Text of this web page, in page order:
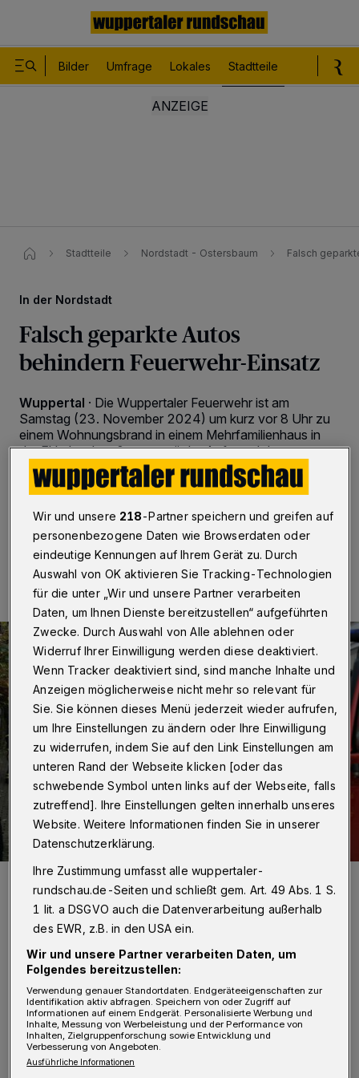
Bilder Umfrage Lokales Stadtteile
Stadtteile Nordstadt - Ostersbaum Falsch
In der Nordstadt
Falsch geparkte Autos
behindern Feuerwehr-Einsatz
Wuppertal · Die Wuppertaler Feuerwehr ist am
Samstag (23. November 2024) um kurz vor 8 Uhr zu
einem Wohnungsbrand in einem Mehrfamilienhaus in
der Ekkehardstraße ausgerückt. Aufgrund der
Parksituation in der Elberfelder Nordstadt gab es
zunächst erhebliche Probleme bei der Anfahrt.
23.11.2024 , 11:01 Uhr Eine Minute Lesezeit
Die Feuerwehr hatte zunächst Mühe, den Ort des Geschehens zu
erreichen.
Foto: Christoph Petersen
D ie Großfahrzeuge des Löschzugs der
Berufsfeuerwehr aus Elberfeld konnten
den Einsatzort nicht direkt erreichen. Grund
Wir und unsere 218-Partner speichern und greifen auf
personenbezogene Daten wie Browserdaten oder
eindeutige Kennungen auf Ihrem Gerät zu. Durch
Auswahl von OK aktivieren Sie Tracking-Technologien
für die unter „Wir und unsere Partner verarbeiten
Daten, um Ihnen Dienste bereitzustellen“ aufgeführten
Zwecke. Durch Auswahl von Alle ablehnen oder
Widerruf Ihrer Einwilligung werden diese deaktiviert.
Wenn Tracker deaktiviert sind, sind manche Inhalte und
Anzeigen möglicherweise nicht mehr so relevant für
Sie. Sie können dieses Menü jederzeit wieder aufrufen,
um Ihre Einstellungen zu ändern oder Ihre Einwilligung
zu widerrufen, indem Sie auf den Link Einstellungen am
unteren Rand der Webseite klicken [oder das
schwebende Symbol unten links auf der Webseite, falls
zutreffend]. Ihre Einstellungen gelten innerhalb unseres
Website. Weitere Informationen finden Sie in unserer
Datenschutzerklärung.
Ihre Zustimmung umfasst alle wuppertaler-
rundschau.de-Seiten und schließt gem. Art. 49 Abs. 1 S.
1 lit. a DSGVO auch die Datenverarbeitung außerhalb
des EWR, z.B. in den USA ein.
Wir und unsere Partner verarbeiten Daten, um
Folgendes bereitzustellen:
Verwendung genauer Standortdaten. Endgeräteeigenschaften zur
Identifikation aktiv abfragen. Speichern von oder Zugriff auf
Informationen auf einem Endgerät. Personalisierte Werbung und
Inhalte, Messung von Werbeleistung und der Performance von
Inhalten, Zielgruppenforschung sowie Entwicklung und
Verbesserung von Angeboten.
Ausführliche Informationen